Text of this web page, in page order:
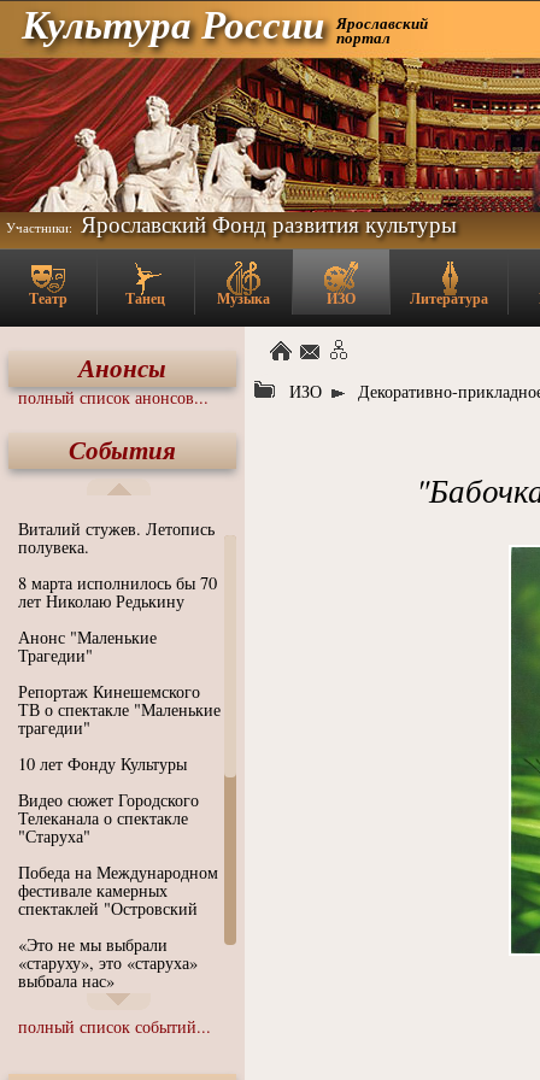
Культура России Ярославский
портал
Участники: Ярославский Фонд развития культуры
Театр Танец Музыка ИЗО Литература
Анонсы
полный список анонсов...
События
Виталий стужев. Летопись
полувека.
8 марта исполнилось бы 70
лет Николаю Редькину
Анонс "Маленькие
Трагедии"
Репортаж Кинешемского
ТВ о спектакле "Маленькие
трагедии"
10 лет Фонду Культуры
Видео сюжет Городского
Телеканала о спектакле
"Старуха"
Победа на Международном
фестивале камерных
спектаклей "Островский
«Это не мы выбрали
«старуху», это «старуха»
выбрала нас»
Иммерсивный спектакль
"Язык чистого полета
полный список событий...
ИЗО Декоративно-